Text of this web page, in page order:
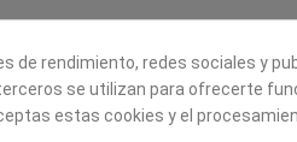
de rendimiento, redes sociales y
se utilizan para ofrecerte
estas cookies y el